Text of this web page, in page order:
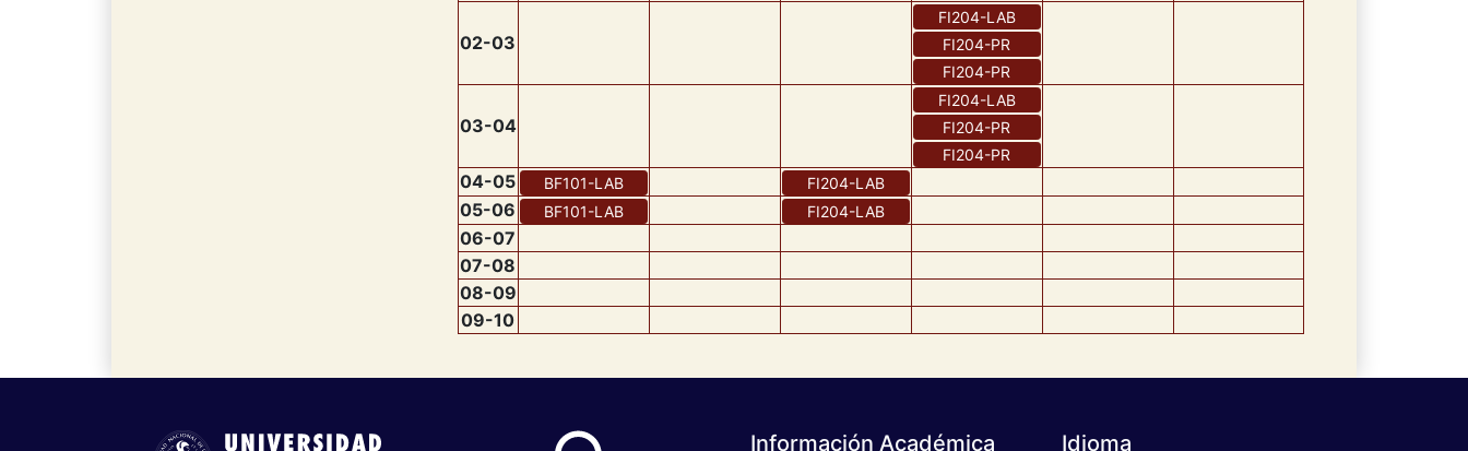
02-03
FI204-LAB
FI204-PR
FI204-PR
03-04
FI204-LAB
FI204-PR
FI204-PR
04-05 BF101-LAB FI204-LAB
05-06 BF101-LAB FI204-LAB
06-07
07-08
08-09
09-10
Información Académica Idioma